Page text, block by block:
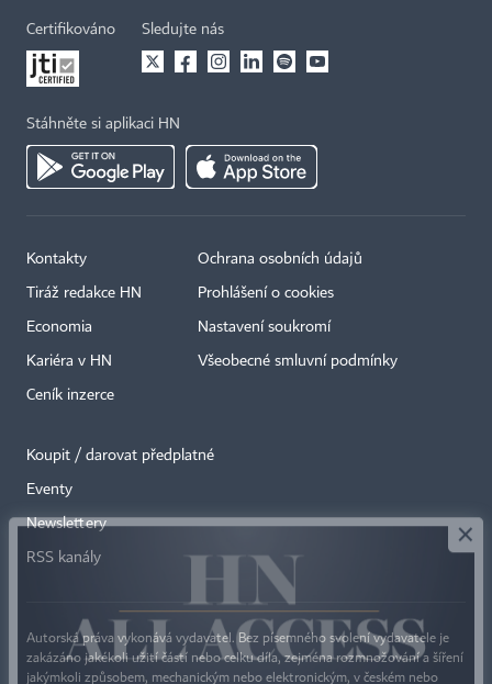
Certifikováno Sledujte nás
Stáhněte si aplikaci HN
Kontakty
Tiráž redakce HN
Economia
Kariéra v HN
Ceník inzerce
Ochrana osobních údajů
Prohlášení o cookies
Nastavení soukromí
Všeobecné smluvní podmínky
Koupit / darovat předplatné
Eventy
Newslettery
RSS kanály
Autorská práva vykonává vydavatel. Bez písemného svolení vydavatele je
zakázáno jakékoli užití částí nebo celku díla, zejména rozmnožování a šíření
jakýmkoli způsobem, mechanickým nebo elektronickým, v českém nebo